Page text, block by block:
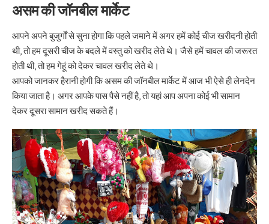
असम की जॉनबील मार्केट
आपने अपने बुजुर्गों से सुना होगा कि पहले जमाने में अगर हमें कोई चीज खरीदनी होती
थी, तो हम दूसरी चीज के बदले में वस्तु को खरीद लेते थे। जैसे हमें चावल की जरूरत
होती थी, तो हम गेहूं को देकर चावल खरीद लेते थे।
आपको जानकर हैरानी होगी कि असम की जॉनबील मार्केट में आज भी ऐसे ही लेनदेन
किया जाता है। अगर आपके पास पैसे नहीं है, तो यहां आप अपना कोई भी सामान
देकर दूसरा सामान खरीद सकते हैं।